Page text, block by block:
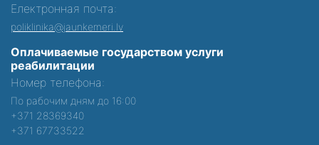
Електронная почта:
poliklinika@jaunkemeri.lv
Оплачиваемые государством услуги
реабилитации
Номер телефона:
По рабочим дням до 16:00
+371 28369340
+371 67733522